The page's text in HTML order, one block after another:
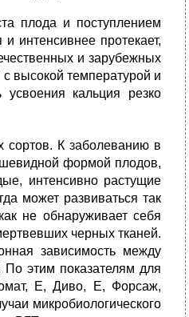
плода и поступлением
интенсивнее протекает,
и зарубежных
высокой температурой и
усвоения кальция резко
сортов. К заболеванию в
формой плодов,
интенсивно растущие
может развиваться так
не обнаруживает себя
черных тканей.
зависимость между
По этим показателям для
Е, Диво, Е, Форсаж,
микробиологического